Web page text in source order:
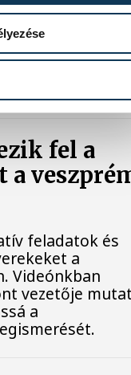
azon
turbina
közölte a
tett keddi
fel a
a
feladatok és
a
Videónkban
vezetője
a